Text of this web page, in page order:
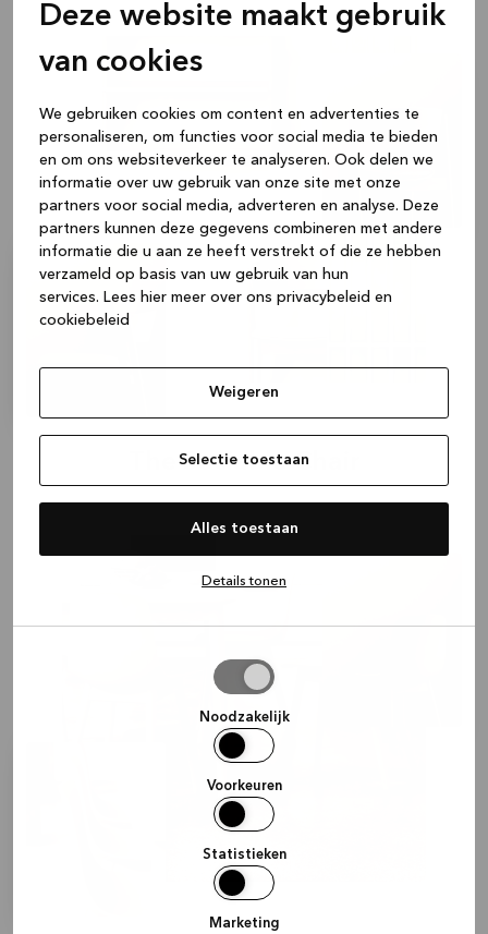
Deze website maakt gebruik
van cookies
We gebruiken cookies om content en advertenties te
personaliseren, om functies voor social media te bieden
en om ons websiteverkeer te analyseren. Ook delen we
informatie over uw gebruik van onze site met onze
partners voor social media, adverteren en analyse. Deze
partners kunnen deze gegevens combineren met andere
informatie die u aan ze heeft verstrekt of die ze hebben
verzameld op basis van uw gebruik van hun
services. Lees hier meer over ons privacybeleid en
cookiebeleid
Weigeren
Selectie toestaan
Alles toestaan
Details tonen
Noodzakelijk
Voorkeuren
Statistieken
Marketing
The Sociable Chair